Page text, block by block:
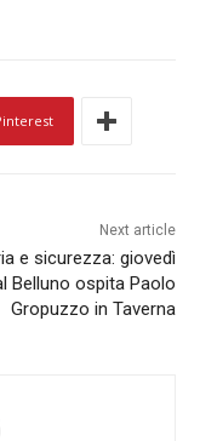
Next article
e sicurezza: giovedì
Belluno ospita Paolo
Gropuzzo in Taverna